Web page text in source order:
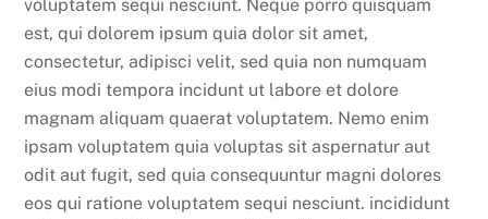
voluptatem sequi nesciunt. Neque porro quisquam
est, qui dolorem ipsum quia dolor sit amet,
consectetur, adipisci velit, sed quia non numquam
eius modi tempora incidunt ut labore et dolore
magnam aliquam quaerat voluptatem. Nemo enim
ipsam voluptatem quia voluptas sit aspernatur aut
odit aut fugit, sed quia consequuntur magni dolores
eos qui ratione voluptatem sequi nesciunt. incididunt